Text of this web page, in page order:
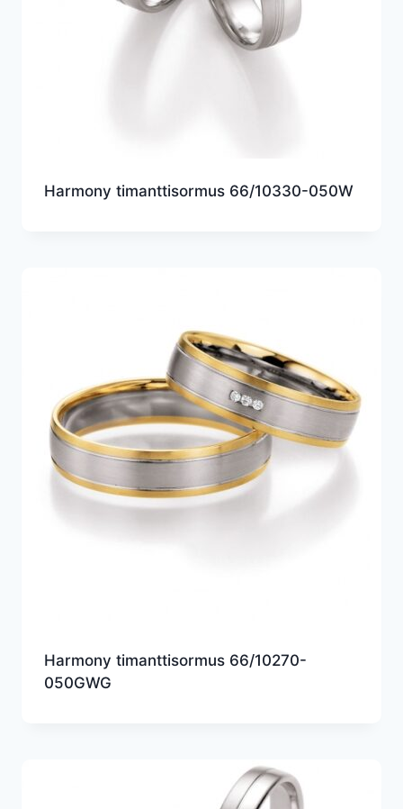
Harmony timanttisormus 66/10330-050W
Harmony timanttisormus 66/10270-
050GWG